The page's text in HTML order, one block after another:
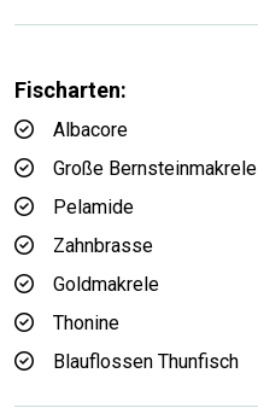
Fischarten:
Albacore
Große Bernsteinmakrele
Pelamide
Zahnbrasse
Goldmakrele
Thonine
Blauflossen Thunfisch